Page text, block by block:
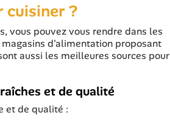
cuisiner ?
vous pouvez vous rendre dans les
d'alimentation proposant
aussi les meilleures sources pour
et de qualité
et de qualité :